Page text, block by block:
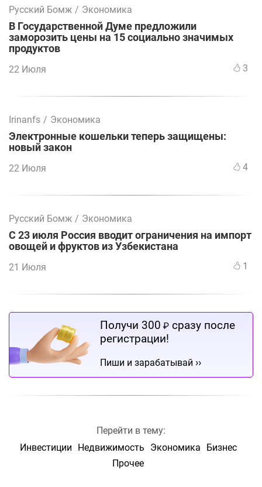
Русский Бомж / Экономика
В Государственной Думе предложили
заморозить цены на 15 социально значимых
продуктов
22 Июля 3
Irinanfs / Экономика
Электронные кошельки теперь защищены:
новый закон
22 Июля 4
Русский Бомж / Экономика
С 23 июля Россия вводит ограничения на импорт
овощей и фруктов из Узбекистана
21 Июля 1
Получи 300 ₽ сразу после
регистрации!
Пиши и зарабатывай ››
Перейти в тему:
Инвестиции
Недвижимость Экономика
Бизнес
Прочее